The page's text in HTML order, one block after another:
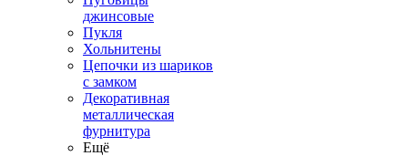
джинсовые
Пукля
Хольнитены
Цепочки из шариков
с замком
Декоративная
металлическая
фурнитура
Ещё